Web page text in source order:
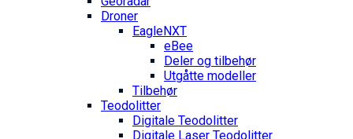
Droner
EagleNXT
eBee
Deler og tilbehør
Utgåtte modeller
Tilbehør
Teodolitter
Digitale Teodolitter
Digitale Laser Teodolitter